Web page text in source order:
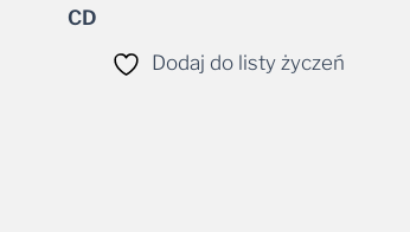
CD
Dodaj do listy życzeń